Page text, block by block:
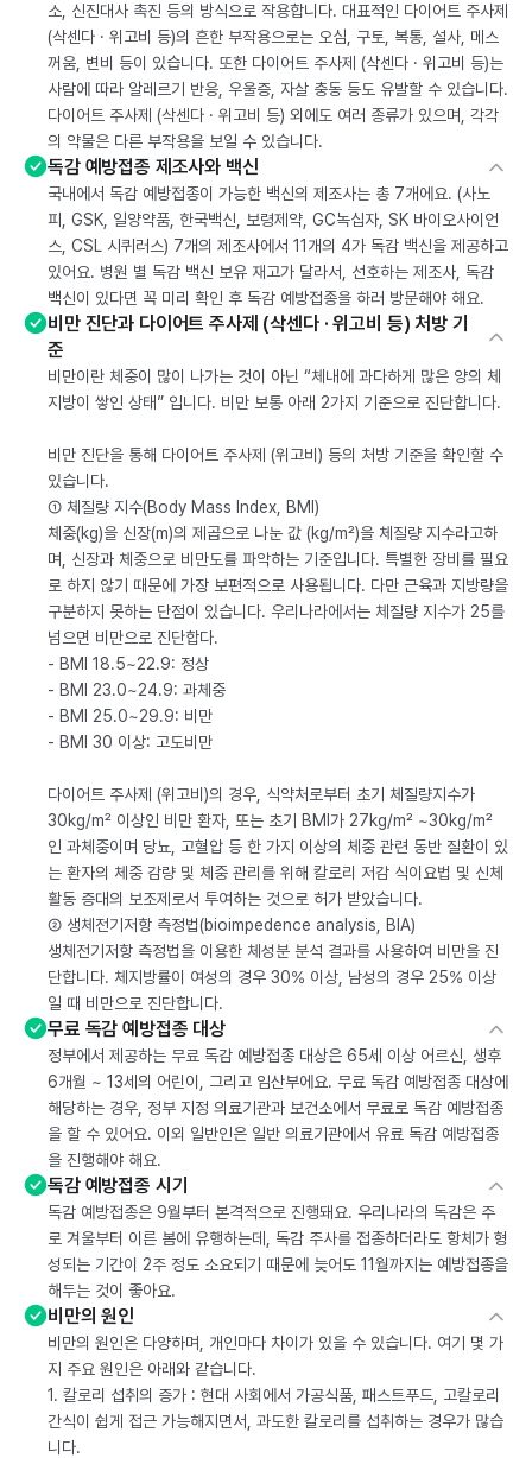
소, 신진대사 촉진 등의 방식으로 작용합니다. 대표적인 다이어트 주사제
(삭센다 · 위고비 등)의 흔한 부작용으로는 오심, 구토, 복통, 설사, 메스
꺼움, 변비 등이 있습니다. 또한 다이어트 주사제 (삭센다 · 위고비 등)는
사람에 따라 알레르기 반응, 우울증, 자살 충동 등도 유발할 수 있습니다.
다이어트 주사제 (삭센다 · 위고비 등) 외에도 여러 종류가 있으며, 각각
의 약물은 다른 부작용을 보일 수 있습니다.
독감 예방접종 제조사와 백신
국내에서 독감 예방접종이 가능한 백신의 제조사는 총 7개에요. (사노
피, GSK, 일양약품, 한국백신, 보령제약, GC녹십자, SK 바이오사이언
스, CSL 시퀴러스) 7개의 제조사에서 11개의 4가 독감 백신을 제공하고
있어요. 병원 별 독감 백신 보유 재고가 달라서, 선호하는 제조사, 독감
백신이 있다면 꼭 미리 확인 후 독감 예방접종을 하러 방문해야 해요.
비만 진단과 다이어트 주사제 (삭센다 · 위고비 등) 처방 기
준
비만이란 체중이 많이 나가는 것이 아닌 “체내에 과다하게 많은 양의 체
지방이 쌓인 상태” 입니다. 비만 보통 아래 2가지 기준으로 진단합니다.
비만 진단을 통해 다이어트 주사제 (위고비) 등의 처방 기준을 확인할 수
있습니다.
① 체질량 지수(Body Mass Index, BMI)
체중(kg)을 신장(m)의 제곱으로 나눈 값 (kg/m²)을 체질량 지수라고하
며, 신장과 체중으로 비만도를 파악하는 기준입니다. 특별한 장비를 필요
로 하지 않기 때문에 가장 보편적으로 사용됩니다. 다만 근육과 지방량을
구분하지 못하는 단점이 있습니다. 우리나라에서는 체질량 지수가 25를
넘으면 비만으로 진단합다.
- BMI 18.5~22.9: 정상
- BMI 23.0~24.9: 과체중
- BMI 25.0~29.9: 비만
- BMI 30 이상: 고도비만
다이어트 주사제 (위고비)의 경우, 식약처로부터 초기 체질량지수가
30kg/m² 이상인 비만 환자, 또는 초기 BMI가 27kg/m² ~30kg/m²
인 과체중이며 당뇨, 고혈압 등 한 가지 이상의 체중 관련 동반 질환이 있
는 환자의 체중 감량 및 체중 관리를 위해 칼로리 저감 식이요법 및 신체
활동 증대의 보조제로서 투여하는 것으로 허가 받았습니다.
② 생체전기저항 측정법(bioimpedence analysis, BIA)
생체전기저항 측정법을 이용한 체성분 분석 결과를 사용하여 비만을 진
단합니다. 체지방률이 여성의 경우 30% 이상, 남성의 경우 25% 이상
일 때 비만으로 진단합니다.
무료 독감 예방접종 대상
정부에서 제공하는 무료 독감 예방접종 대상은 65세 이상 어르신, 생후
6개월 ~ 13세의 어린이, 그리고 임산부에요. 무료 독감 예방접종 대상에
해당하는 경우, 정부 지정 의료기관과 보건소에서 무료로 독감 예방접종
을 할 수 있어요. 이외 일반인은 일반 의료기관에서 유료 독감 예방접종
을 진행해야 해요.
독감 예방접종 시기
독감 예방접종은 9월부터 본격적으로 진행돼요. 우리나라의 독감은 주
로 겨울부터 이른 봄에 유행하는데, 독감 주사를 접종하더라도 항체가 형
성되는 기간이 2주 정도 소요되기 때문에 늦어도 11월까지는 예방접종을
해두는 것이 좋아요.
비만의 원인
비만의 원인은 다양하며, 개인마다 차이가 있을 수 있습니다. 여기 몇 가
지 주요 원인은 아래와 같습니다.
1. 칼로리 섭취의 증가 : 현대 사회에서 가공식품, 패스트푸드, 고칼로리
간식이 쉽게 접근 가능해지면서, 과도한 칼로리를 섭취하는 경우가 많습
니다.